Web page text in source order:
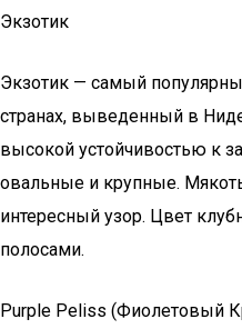
Экзотик
Экзотик — самый
странах, выведенный в
высокой устойчивостью к
овальные и крупные.
интересный узор. Цвет
полосами.
Purple Peliss (Фиолетовый